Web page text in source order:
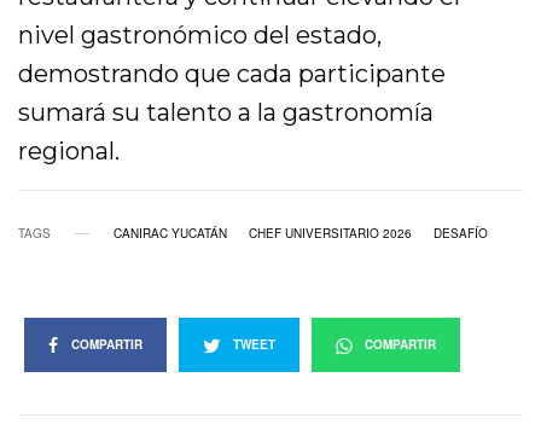
nivel gastronómico del estado,
demostrando que cada participante
sumará su talento a la gastronomía
regional.
TAGS CANIRAC YUCATÁN CHEF UNIVERSITARIO 2026 DESAFÍO
COMPARTIR TWEET COMPARTIR